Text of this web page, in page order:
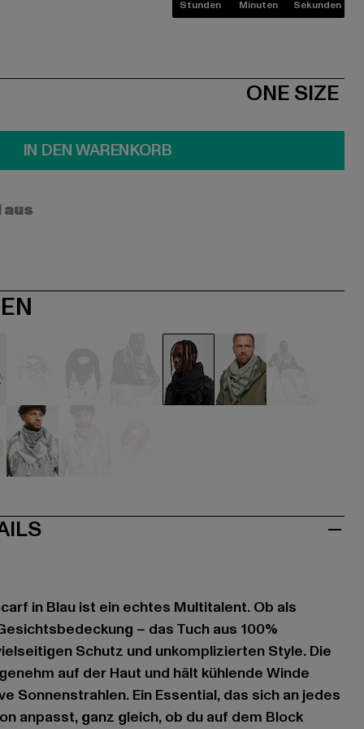
Stunden Minuten Sekunden
ONE SIZE
IN DEN WARENKORB
schwarz
in Blau ist ein echtes Multitalent. Ob als
– das Tuch aus 100%
Schutz und unkomplizierten Style. Die
auf der Haut und hält kühlende Winde
Sonnenstrahlen. Ein Essential, das sich an jedes
anpasst, ganz gleich, ob du auf dem Block